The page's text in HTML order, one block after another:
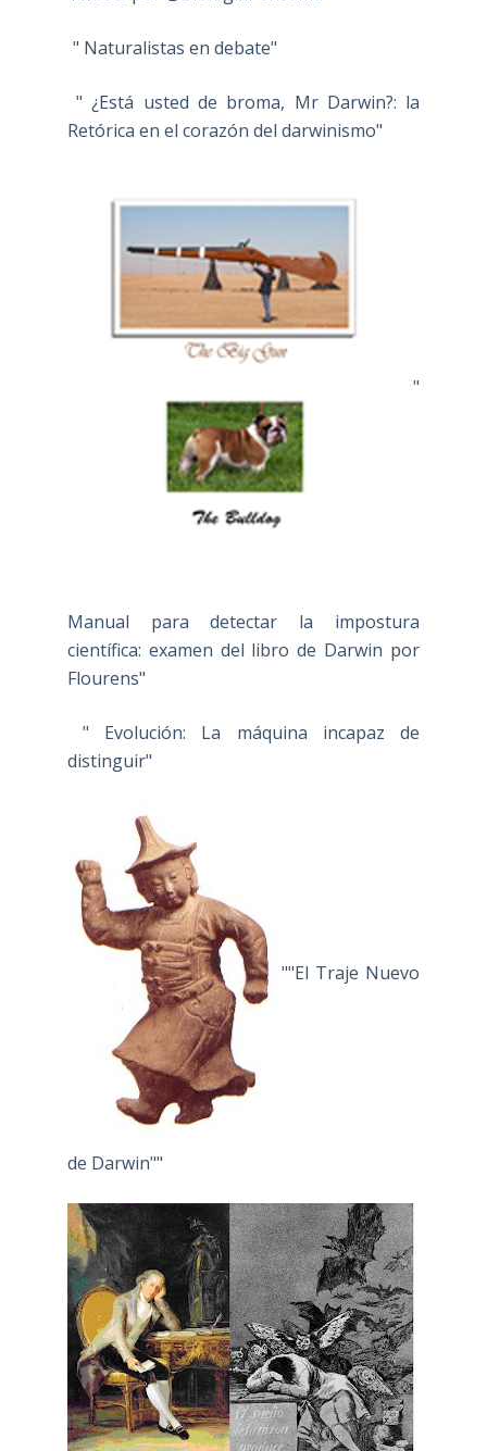
" Naturalistas en debate"
" ¿Está usted de broma, Mr Darwin?: la
Retórica en el corazón del darwinismo"
"
Manual para detectar la impostura
científica: examen del libro de Darwin por
Flourens"
" Evolución: La máquina incapaz de
distinguir"
""El Traje Nuevo
de Darwin""